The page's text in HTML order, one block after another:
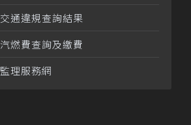
交通違規查詢結果
汽燃費查詢及繳費
監理服務網